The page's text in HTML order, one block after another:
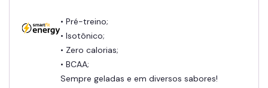
• Pré-treino;
• Isotônico;
• Zero calorias;
• BCAA;
Sempre geladas e em diversos sabores!